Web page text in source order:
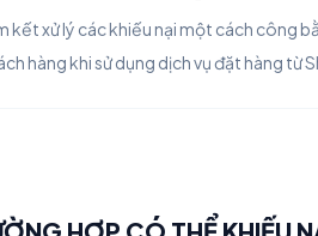
kết xử lý các khiếu nại một cách công
hàng khi sử dụng dịch vụ đặt hàng từ